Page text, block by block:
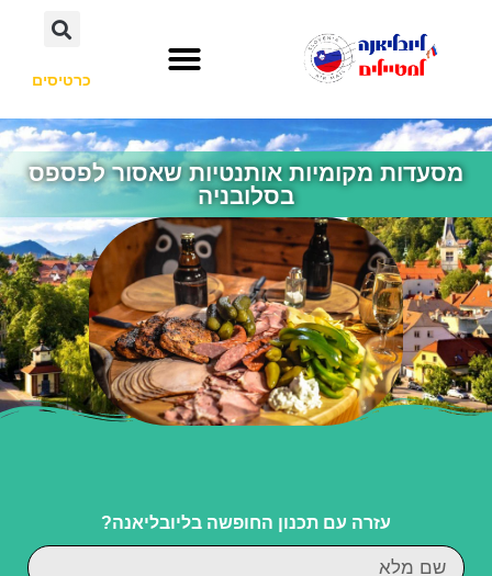
כרטיסים
מסעדות מקומיות אותנטיות שאסור לפספס
בסלובניה
עזרה עם תכנון החופשה בליובליאנה?